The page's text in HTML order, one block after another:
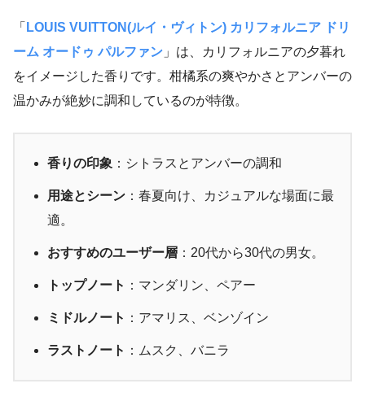
「 LOUIS VUITTON(ルイ・ヴィトン) カリフォルニア ドリ
ーム オードゥ パルファン 」は、カリフォルニアの夕暮れ
をイメージした香りです。柑橘系の爽やかさとアンバーの
温かみが絶妙に調和しているのが特徴。
香りの印象 ：シトラスとアンバーの調和
用途とシーン ：春夏向け、カジュアルな場面に最
適。
おすすめのユーザー層 ：20代から30代の男女。
トップノート ：マンダリン、ペアー
ミドルノート ：アマリス、ベンゾイン
ラストノート ：ムスク、バニラ